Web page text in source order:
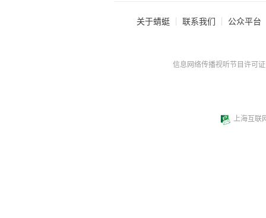
关于蜻蜓 联系我们 公众平台
信息网络传播视听节目许可
上海互联